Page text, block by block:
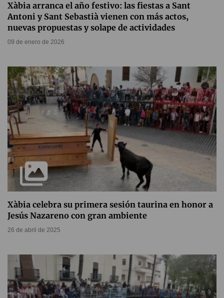
Xàbia arranca el año festivo: las fiestas a Sant
Antoni y Sant Sebastià vienen con más actos,
nuevas propuestas y solape de actividades
09 de enero de 2026
Xàbia celebra su primera sesión taurina en honor a
Jesús Nazareno con gran ambiente
26 de abril de 2025